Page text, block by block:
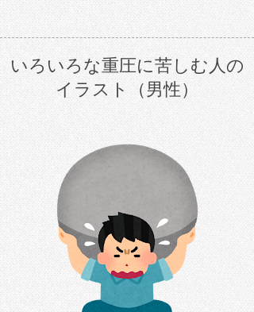
いろいろな重圧に苦しむ人の
イラスト（男性）